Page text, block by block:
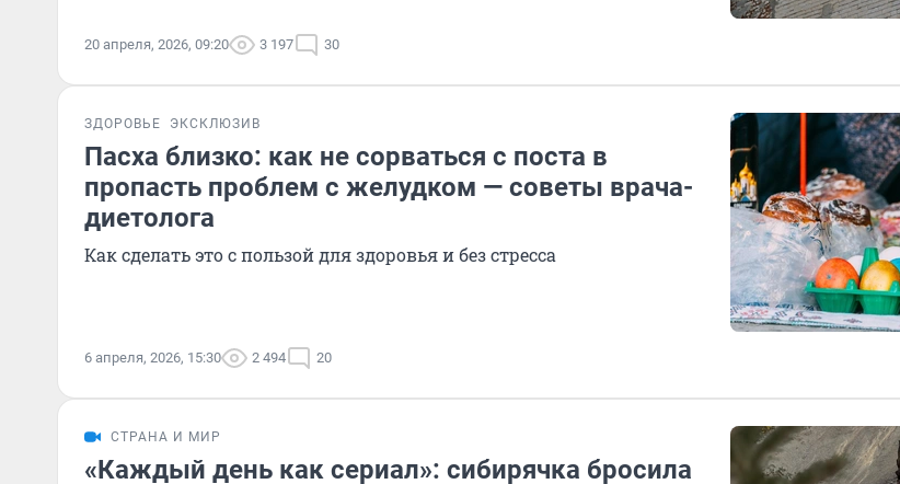
20 апреля, 2026, 09:20 3 197 30
ЗДОРОВЬЕ ЭКСКЛЮЗИВ
Пасха близко: как не сорваться с поста в
пропасть проблем с желудком — советы врача-
диетолога
Как сделать это с пользой для здоровья и без стресса
6 апреля, 2026, 15:30 2 494 20
СТРАНА И МИР
«Каждый день как сериал»: сибирячка бросила